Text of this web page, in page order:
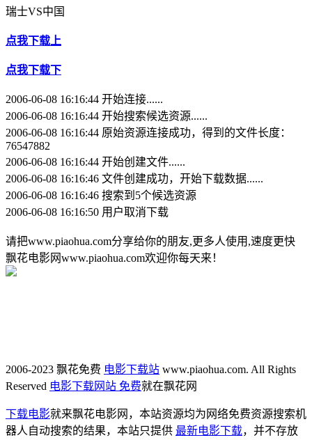
瑞士VS中国
点我下载上
点我下载下
2006-06-08 16:16:44 开始连接......
2006-06-08 16:16:44 开始搜索候选资源......
2006-06-08 16:16:44 原始资源连接成功，得到的文件长度：
76547882
2006-06-08 16:16:44 开始创建文件......
2006-06-08 16:16:46 文件创建成功，开始下载数据......
2006-06-08 16:16:46 搜索到5个候选资源
2006-06-08 16:16:50 用户取消下载
请把www.piaohua.com分享给你的朋友,更多人使用,速度更快
飘花电影网www.piaohua.com欢迎你每天来！
2006-2023 飘花免费 电影下载站 www.piaohua.com. All Rights
Reserved 电影下载网站 免费就在飘花网
下载电影就来飘花电影网，本站资源均为网络免费资源搜索机
器人自动搜索的结果，本站只提供 最新电影下载，并不存放